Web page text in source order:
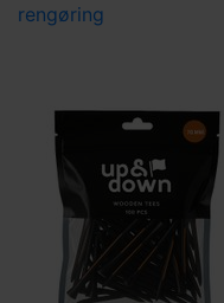
rengøring